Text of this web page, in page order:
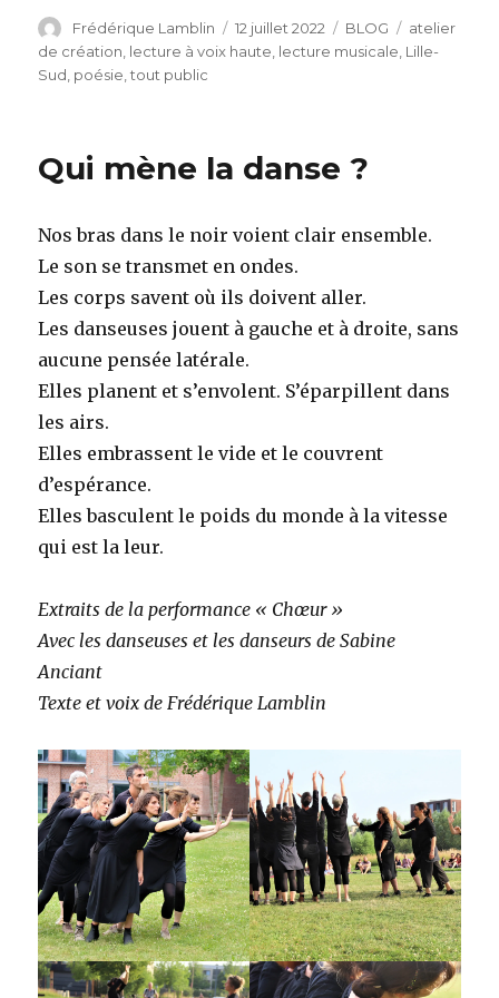
Auteur
Frédérique Lamblin
Publié
le
12 juillet 2022 Catégories
BLOG Étiquettes
atelier
de création lecture à voix haute lecture musicale Lille-
Sud poésie ,tout public
Qui mène la danse ?
Nos bras dans le noir voient clair ensemble.
Le son se transmet en ondes.
Les corps savent où ils doivent aller.
Les danseuses jouent à gauche et à droite, sans
aucune pensée latérale.
Elles planent et s’envolent. S’éparpillent dans
les airs.
Elles embrassent le vide et le couvrent
d’espérance.
Elles basculent le poids du monde à la vitesse
qui est la leur.
Extraits de la performance « Chœur »
Avec les danseuses et les danseurs de Sabine
Anciant
Texte et voix de Frédérique Lamblin